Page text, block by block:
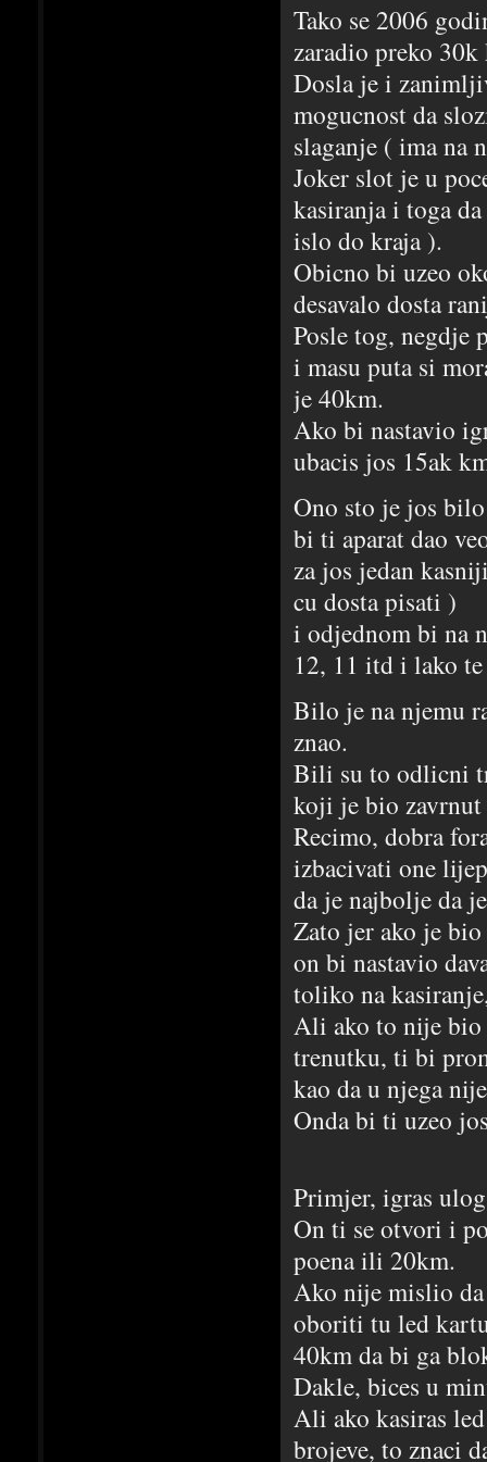
Tako se 2006
zaradio preko
Dosla je i
mogucnost da
slaganje ( ima na
Joker slot je u
kasiranja i toga
islo do kraja ).
Obicno bi uzeo
desavalo dosta
Posle tog, negdje
i masu puta si
je 40km.
Ako bi nastavio
ubacis jos 15ak
Ono sto je jos
bi ti aparat dao
za jos jedan
cu dosta pisati )
i odjednom bi na
12, 11 itd i lako
Bilo je na njemu
znao.
Bili su to odlicni
koji je bio zavrnut
Recimo, dobra
izbacivati one
da je najbolje da
Zato jer ako je
on bi nastavio
toliko na
Ali ako to nije bio
trenutku, ti bi
kao da u njega
Onda bi ti uzeo
Primjer, igras
On ti se otvori i
poena ili 20km.
Ako nije mislio
oboriti tu led
40km da bi ga
Dakle, bices u
Ali ako kasiras
brojeve, to znaci